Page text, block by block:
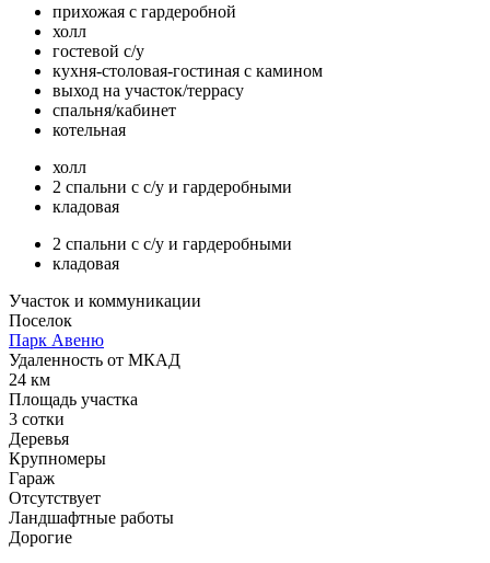
прихожая с гардеробной
холл
гостевой с/у
кухня-столовая-гостиная с камином
выход на участок/террасу
спальня/кабинет
котельная
холл
2 спальни с с/у и гардеробными
кладовая
2 спальни с с/у и гардеробными
кладовая
Участок и коммуникации
Поселок
Парк Авеню
Удаленность от МКАД
24 км
Площадь участка
3 сотки
Деревья
Крупномеры
Гараж
Отсутствует
Ландшафтные работы
Дорогие